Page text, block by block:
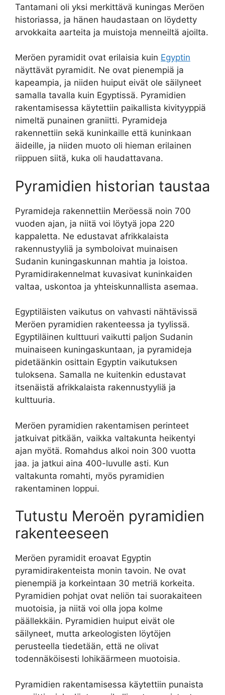
Tantamani oli yksi merkittävä kuningas Meröen
historiassa, ja hänen haudastaan on löydetty
arvokkaita aarteita ja muistoja menneiltä ajoilta.
Meröen pyramidit ovat erilaisia kuin Egyptin
näyttävät pyramidit. Ne ovat pienempiä ja
kapeampia, ja niiden huiput eivät ole säilyneet
samalla tavalla kuin Egyptissä. Pyramidien
rakentamisessa käytettiin paikallista kivityyppiä
nimeltä punainen graniitti. Pyramideja
rakennettiin sekä kuninkaille että kuninkaan
äideille, ja niiden muoto oli hieman erilainen
riippuen siitä, kuka oli haudattavana.
Pyramidien historian taustaa
Pyramideja rakennettiin Meröessä noin 700
vuoden ajan, ja niitä voi löytyä jopa 220
kappaletta. Ne edustavat afrikkalaista
rakennustyyliä ja symboloivat muinaisen
Sudanin kuningaskunnan mahtia ja loistoa.
Pyramidirakennelmat kuvasivat kuninkaiden
valtaa, uskontoa ja yhteiskunnallista asemaa.
Egyptiläisten vaikutus on vahvasti nähtävissä
Meröen pyramidien rakenteessa ja tyylissä.
Egyptiläinen kulttuuri vaikutti paljon Sudanin
muinaiseen kuningaskuntaan, ja pyramideja
pidetäänkin osittain Egyptin vaikutuksen
tuloksena. Samalla ne kuitenkin edustavat
itsenäistä afrikkalaista rakennustyyliä ja
kulttuuria.
Meröen pyramidien rakentamisen perinteet
jatkuivat pitkään, vaikka valtakunta heikentyi
ajan myötä. Romahdus alkoi noin 300 vuotta
jaa. ja jatkui aina 400-luvulle asti. Kun
valtakunta romahti, myös pyramidien
rakentaminen loppui.
Tutustu Meroën pyramidien
rakenteeseen
Meröen pyramidit eroavat Egyptin
pyramidirakenteista monin tavoin. Ne ovat
pienempiä ja korkeintaan 30 metriä korkeita.
Pyramidien pohjat ovat neliön tai suorakaiteen
muotoisia, ja niitä voi olla jopa kolme
päällekkäin. Pyramidien huiput eivät ole
säilyneet, mutta arkeologisten löytöjen
perusteella tiedetään, että ne olivat
todennäköisesti lohikäärmeen muotoisia.
Pyramidien rakentamisessa käytettiin punaista